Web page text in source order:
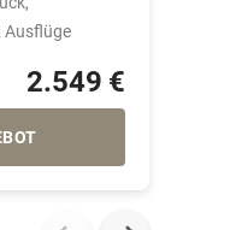
Ausflüge
2.549 €